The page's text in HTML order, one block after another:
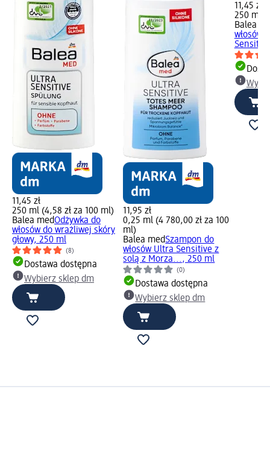
11,45 zł
250 ml (4,58 zł za 100 ml)
Balea medOdżywka do
włosów do wrażliwej skóry
głowy, 250 ml
(8)
Dostawa dostępna
Wybierz sklep dm
11,95 zł
0,25 ml (4 780,00 zł za 100
ml)
Balea medSzampon do
włosów Ultra Sensitive z
solą z Morza..., 250 ml
(0)
Dostawa dostępna
Wybierz sklep dm
11,45 zł
250 ml
Balea
włosów